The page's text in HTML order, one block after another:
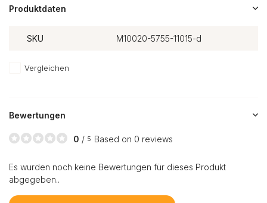
Produktdaten
SKU M10020-5755-11015-d
Vergleichen
Bewertungen
0 / 5 Based on 0 reviews
Es wurden noch keine Bewertungen für dieses Produkt
abgegeben..